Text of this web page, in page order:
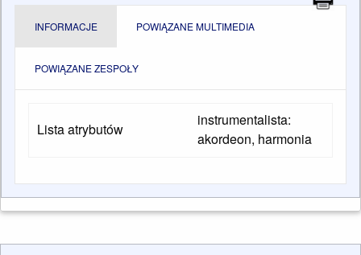
INFORMACJE POWIĄZANE MULTIMEDIA
POWIĄZANE ZESPOŁY
Lista atrybutów
instrumentalista:
akordeon, harmonia